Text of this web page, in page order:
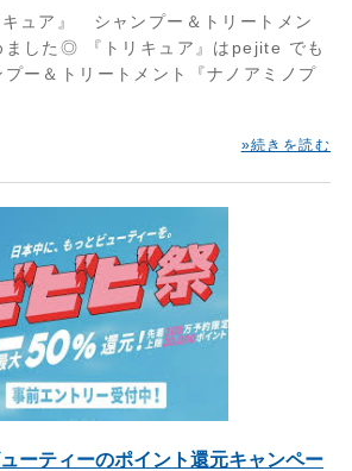
ア』 シャンプー＆トリートメン
ました◎ 『トリキュア』はpejite でも
ー＆トリートメント『ナノアミノプ
»続きを読む
ーティーのポイント還元キャンペー